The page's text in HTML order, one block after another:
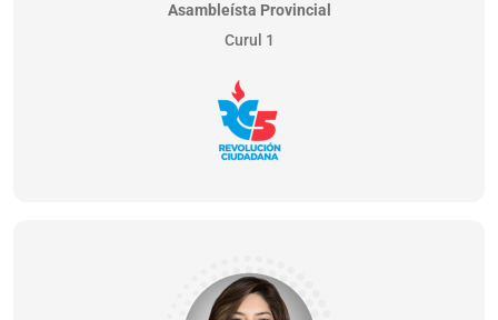
Asambleísta Provincial
Curul 1